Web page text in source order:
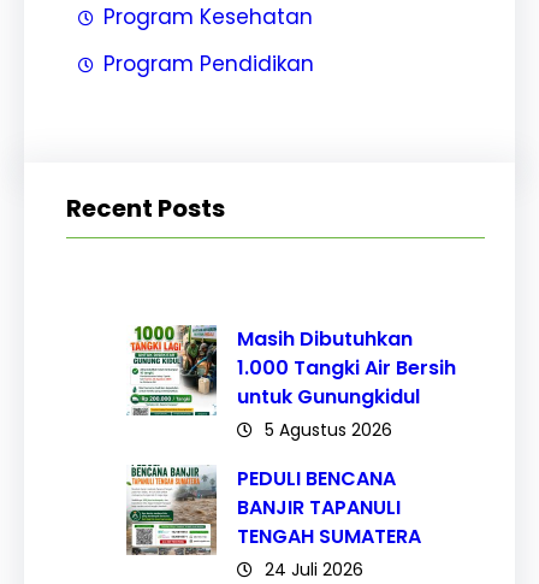
Program Kesehatan
Program Pendidikan
Recent Posts
Masih Dibutuhkan
1.000 Tangki Air Bersih
untuk Gunungkidul
5 Agustus 2026
PEDULI BENCANA
BANJIR TAPANULI
TENGAH SUMATERA
24 Juli 2026